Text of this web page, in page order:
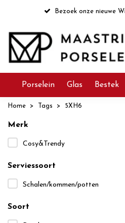
Bezoek onze nieuwe
Porselein Glas Bestek
Home Tags 5XH6
Merk
Cosy&Trendy
Serviessoort
Schalen/kommen/potten
Soort